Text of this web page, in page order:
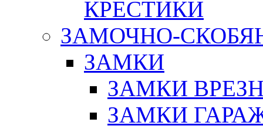
КРЕСТИКИ
ЗАМОЧНО-
ЗАМКИ
ЗАМКИ
ЗАМКИ